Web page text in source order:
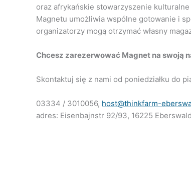
oraz afrykańskie stowarzyszenie
Magnetu umożliwia wspólne gotowanie i
organizatorzy mogą otrzymać własny
Chcesz zarezerwować Magnet na swoją
Skontaktuj się z nami od poniedziałku do
03334 / 3010056, host@thinkfarm-
adres: Eisenbajnstr 92/93, 16225